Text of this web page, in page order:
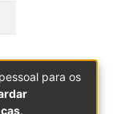
para os
.